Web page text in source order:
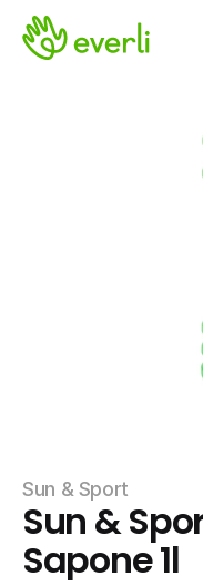
Sun & Sport
Sun &
Sapone 1l